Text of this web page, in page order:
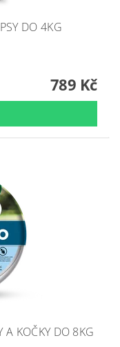
DO 4KG
789 Kč
A KOČKY DO 8KG